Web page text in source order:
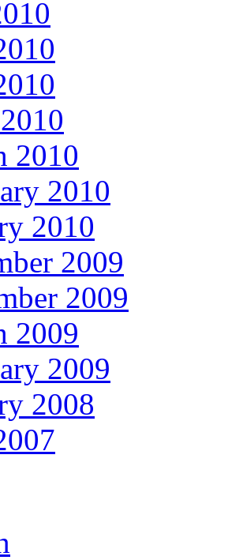
2010
2010
2010
2009
2009
2009
2009
2008